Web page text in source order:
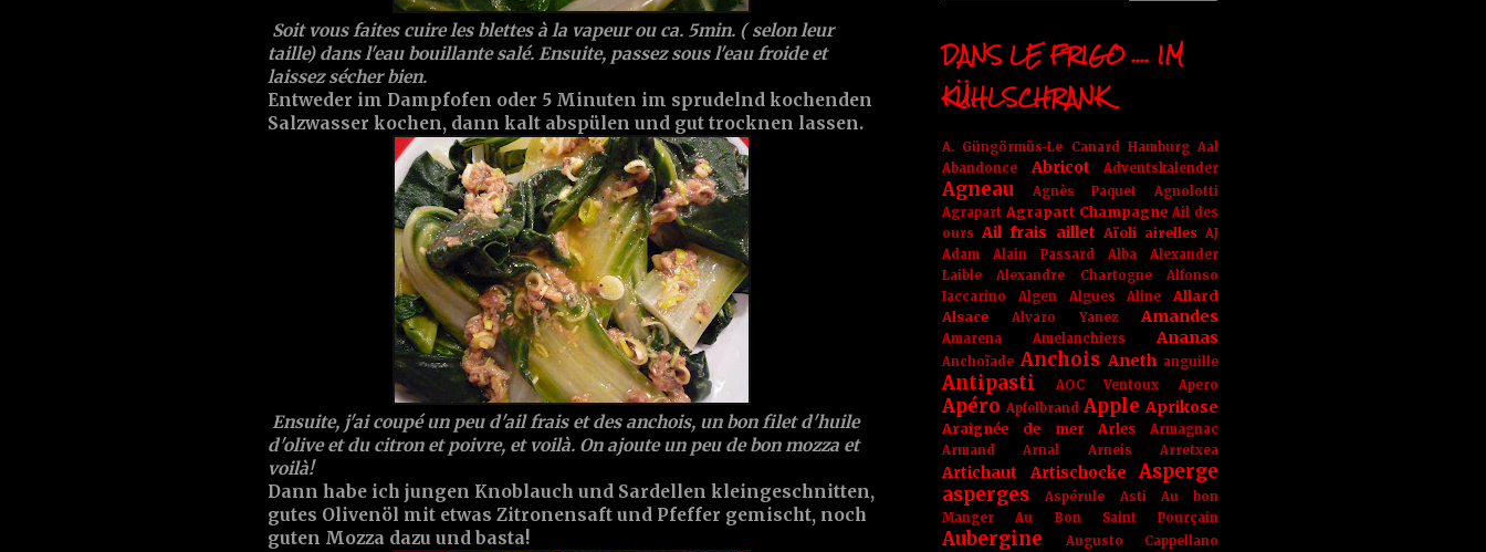
Soit vous faites cuire les blettes à la vapeur ou ca. 5min. ( selon leur
taille) dans l'eau bouillante salé. Ensuite, passez sous l'eau froide et
laissez sécher bien.
Entweder im Dampfofen oder 5 Minuten im sprudelnd kochenden
Salzwasser kochen, dann kalt abspülen und gut trocknen lassen.
Ensuite, j'ai coupé un peu d'ail frais et des anchois, un bon filet d'huile
d'olive et du citron et poivre, et voilà. On ajoute un peu de bon mozza et
voilà!
Dann habe ich jungen Knoblauch und Sardellen kleingeschnitten,
gutes Olivenöl mit etwas Zitronensaft und Pfeffer gemischt, noch
guten Mozza dazu und basta!
DANS LE FRIGO .... IM
KÜHLSCHRANK
A. Güngörmüs-Le Canard Hamburg Aal
Abandonce
Abricot Adventskalender
Agneau Agnès Paquet
Agnolotti
Agrapart Agrapart Champagne Ail des
ours Ail frais aillet Aïoli airelles AJ
Adam
Alain Passard Alba
Alexander
Laible
Alexandre Chartogne
Alfonso
Iaccarino
Algen Algues Aline
Allard
Alsace
Alvaro Yanez Amandes
Amarena Amelanchiers Ananas
Anchoïade Anchois Aneth anguille
Antipasti AOC Ventoux Apero
Apéro Apfelbrand Apple Aprikose
Araignée de mer Arles
Armagnac
Armand Arnal
Arneis Arretxea
Artichaut Artischocke
Asperge
asperges
Aspérule Asti
Au bon
Manger
Au Bon Saint Pourçain
Aubergine
Augusto Cappellano